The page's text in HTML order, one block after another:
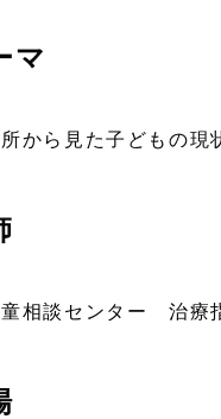
マ
から見た子どもの現
童相談センター 治療